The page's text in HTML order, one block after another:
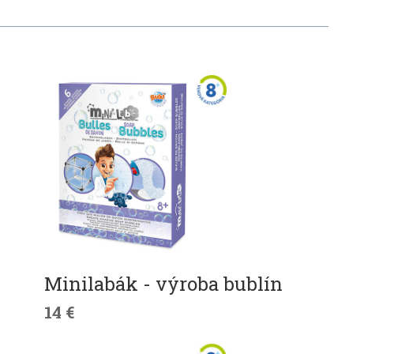
Minilabák - výroba bublín
14 €